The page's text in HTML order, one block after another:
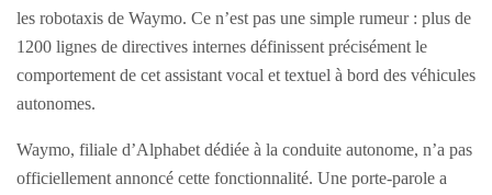
les robotaxis de Waymo. Ce n’est pas une simple rumeur : plus de
1200 lignes de directives internes définissent précisément le
comportement de cet assistant vocal et textuel à bord des véhicules
autonomes.
Waymo, filiale d’Alphabet dédiée à la conduite autonome, n’a pas
officiellement annoncé cette fonctionnalité. Une porte-parole a